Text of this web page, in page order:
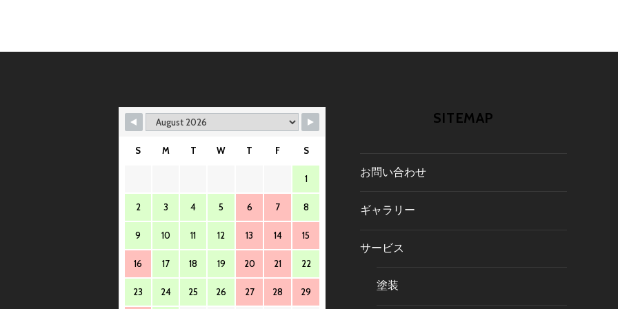
S M T W T F S
1
2 3 4 5 6 7 8
9 10 11 12 13 14 15
16 17 18 19 20 21 22
23 24 25 26 27 28 29
SITEMAP
お問い合わせ
ギャラリー
サービス
塗装